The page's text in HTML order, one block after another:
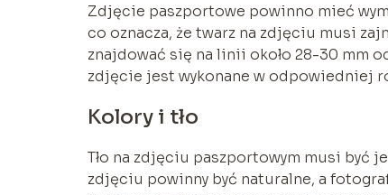
Zdjęcie paszportowe powinno mieć
co oznacza, że twarz na zdjęciu musi
znajdować się na linii około 28-30 mm
zdjęcie jest wykonane w odpowiedniej
Kolory i tło
Tło na zdjęciu paszportowym musi być
zdjęciu powinny być naturalne, a